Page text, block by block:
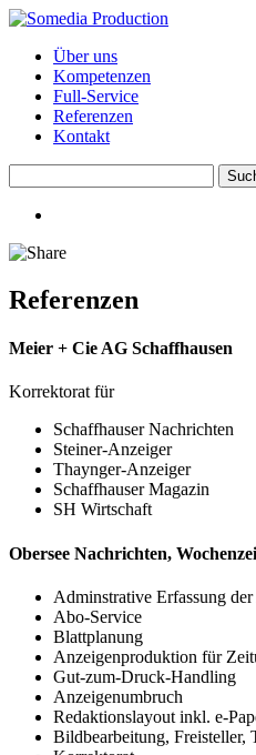
Über uns
Kompetenzen
Full-Service
Referenzen
Kontakt
Referenzen
Meier + Cie AG Schaffhausen
Korrektorat für
Schaffhauser Nachrichten
Steiner-Anzeiger
Thaynger-Anzeiger
Schaffhauser Magazin
SH Wirtschaft
Obersee Nachrichten,
Adminstrative Erfassung
Abo-Service
Blattplanung
Anzeigenproduktion für
Gut-zum-Druck-Handling
Anzeigenumbruch
Redaktionslayout inkl. e-
Bildbearbeitung, Freisteller,